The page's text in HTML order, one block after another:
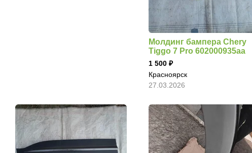
Молдинг бампера Chery
Tiggo 7 Pro 602000935aa
1 500
Красноярск
27.03.2026